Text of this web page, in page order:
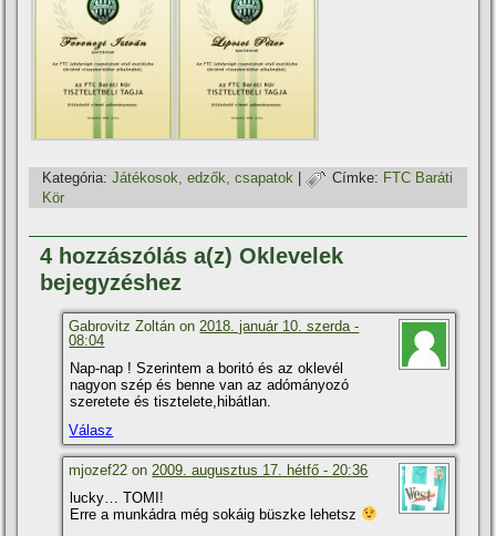
Kategória: Játékosok, edzők, csapatok | Címke: FTC Baráti
Kör
4 hozzászólás a(z) Oklevelek
bejegyzéshez
Gabrovitz Zoltán on 2018. január 10. szerda -
08:04
Nap-nap ! Szerintem a boritó és az oklevél
nagyon szép és benne van az adómányozó
szeretete és tisztelete,hibátlan.
Válasz
mjozef22 on 2009. augusztus 17. hétfő - 20:36
lucky… TOMI!
Erre a munkádra még sokáig büszke lehetsz